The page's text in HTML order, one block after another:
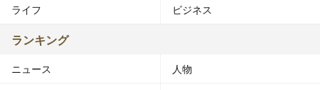
ライフ ビジネス
ランキング
ニュース 人物